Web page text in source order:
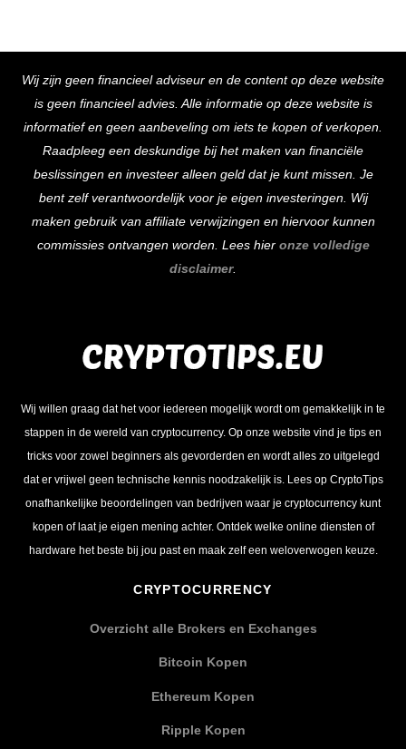
To
Top
Wij zijn geen financieel adviseur en de content op deze website
is geen financieel advies. Alle informatie op deze website is
informatief en geen aanbeveling om iets te kopen of verkopen.
Raadpleeg een deskundige bij het maken van financiële
beslissingen en investeer alleen geld dat je kunt missen. Je
bent zelf verantwoordelijk voor je eigen investeringen. Wij
maken gebruik van affiliate verwijzingen en hiervoor kunnen
commissies ontvangen worden. Lees hier onze volledige
disclaimer.
Wij willen graag dat het voor iedereen mogelijk wordt om gemakkelijk in te
stappen in de wereld van cryptocurrency. Op onze website vind je tips en
tricks voor zowel beginners als gevorderden en wordt alles zo uitgelegd
dat er vrijwel geen technische kennis noodzakelijk is. Lees op CryptoTips
onafhankelijke beoordelingen van bedrijven waar je cryptocurrency kunt
kopen of laat je eigen mening achter. Ontdek welke online diensten of
hardware het beste bij jou past en maak zelf een weloverwogen keuze.
CRYPTOCURRENCY
Overzicht alle Brokers en Exchanges
Bitcoin Kopen
Ethereum Kopen
Ripple Kopen